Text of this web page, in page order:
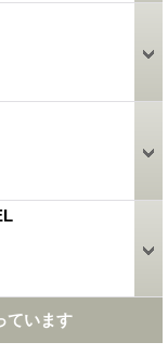
ています